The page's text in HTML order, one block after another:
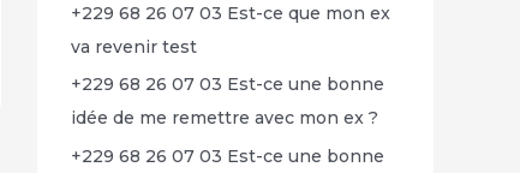
+229 68 26 07 03 Est-ce que mon ex
va revenir test
+229 68 26 07 03 Est-ce une bonne
idée de me remettre avec mon ex ?
+229 68 26 07 03 Est-ce une bonne